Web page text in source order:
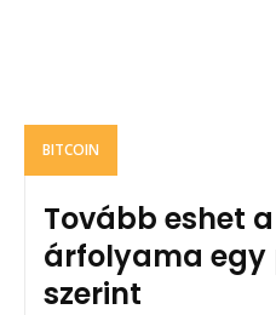
BITCOIN
Tovább eshet
árfolyama egy
szerint